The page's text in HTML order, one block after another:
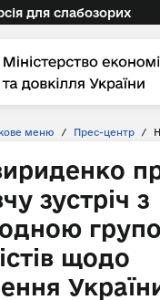
для слабозорих
меню / Прес-центр /
зустріч з
щодо